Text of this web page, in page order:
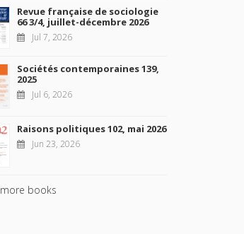
Revue française de sociologie
66 3/4, juillet-décembre 2026
Jul 7, 2026
Sociétés contemporaines 139,
2025
Jul 6, 2026
Raisons politiques 102, mai 2026
Jun 23, 2026
more books